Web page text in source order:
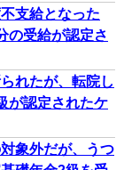
支給となった
の受給が認定さ
れたが、転院し
が認定されたケ
象外だが、うつ